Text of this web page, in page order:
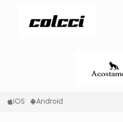
iOS Android